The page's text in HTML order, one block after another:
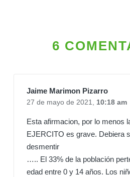
6
Jaime Marimon Pizarro
27 de mayo de 2021, 10:18 am
Esta afirmacion, por lo menos
EJERCITO es grave. Debiera
desmentir
….. El 33% de la población
edad entre 0 y 14 años. Los